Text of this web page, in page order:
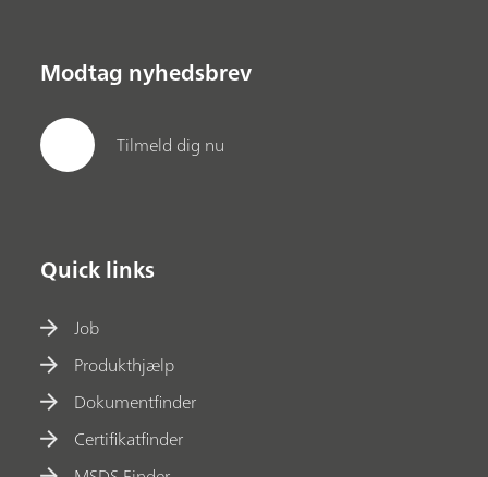
Modtag nyhedsbrev
Tilmeld dig nu
Quick links
Job
Produkthjælp
Dokumentfinder
Certifikatfinder